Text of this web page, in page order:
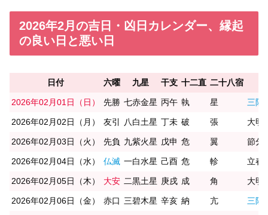
2026年2月の吉日・凶日カレンダー、縁起
の良い日と悪い日
日付 六曜 九星 干支 十二直 二十八宿
2026年02月01日（日） 先勝 七赤金星 丙午 執 星 三隣
2026年02月02日（月） 友引 八白土星 丁未 破 張 大明
2026年02月03日（火） 先負 九紫火星 戊申 危 翼 節分/
2026年02月04日（水） 仏滅 一白水星 己酉 危 軫 立春
2026年02月05日（木） 大安 二黒土星 庚戌 成 角 大明
2026年02月06日（金） 赤口 三碧木星 辛亥 納 亢 三隣